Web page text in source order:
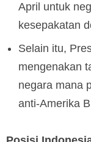
April untuk
kesepakatan
Selain itu,
mengenakan
negara mana
anti-Amerika